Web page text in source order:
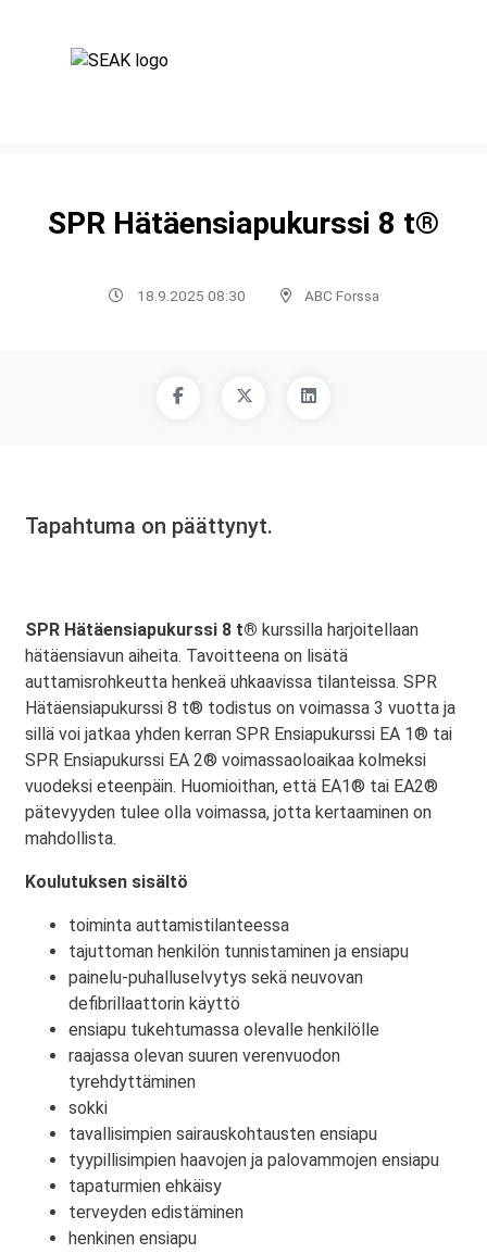
SPR Hätäensiapukurssi 8 t®
18.9.2025 08:30 ABC Forssa
Tapahtuma on päättynyt.
SPR Hätäensiapukurssi 8 t® kurssilla harjoitellaan
hätäensiavun aiheita. Tavoitteena on lisätä
auttamisrohkeutta henkeä uhkaavissa tilanteissa. SPR
Hätäensiapukurssi 8 t® todistus on voimassa 3 vuotta ja
sillä voi jatkaa yhden kerran SPR Ensiapukurssi EA 1® tai
SPR Ensiapukurssi EA 2® voimassaoloaikaa kolmeksi
vuodeksi eteenpäin. Huomioithan, että EA1® tai EA2®
pätevyyden tulee olla voimassa, jotta kertaaminen on
mahdollista.
Koulutuksen sisältö
toiminta auttamistilanteessa
tajuttoman henkilön tunnistaminen ja ensiapu
painelu-puhalluselvytys sekä neuvovan
defibrillaattorin käyttö
ensiapu tukehtumassa olevalle henkilölle
raajassa olevan suuren verenvuodon
tyrehdyttäminen
sokki
tavallisimpien sairauskohtausten ensiapu
tyypillisimpien haavojen ja palovammojen ensiapu
tapaturmien ehkäisy
terveyden edistäminen
henkinen ensiapu